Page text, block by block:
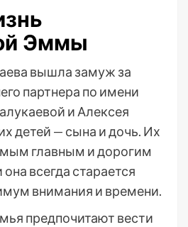
Эммы
вышла замуж за
партнера по имени
и Алексея
детей — сына и дочь. Их
главным и дорогим
всегда старается
внимания и времени.
предпочитают вести